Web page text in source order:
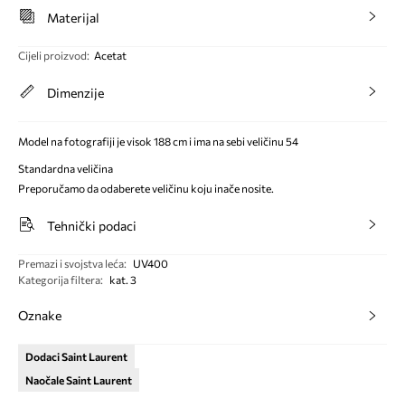
Materijal
Cijeli proizvod: Acetat
Dimenzije
Model na fotografiji je visok 188 cm i ima na sebi veličinu 54
Standardna veličina
Preporučamo da odaberete veličinu koju inače nosite.
Tehnički podaci
Premazi i svojstva leća:
UV400
Kategorija filtera: kat. 3
Oznake
Dodaci Saint Laurent
Naočale Saint Laurent